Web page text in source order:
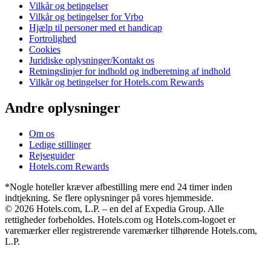
Vilkår og betingelser
Vilkår og betingelser for Vrbo
Hjælp til personer med et handicap
Fortrolighed
Cookies
Juridiske oplysninger/Kontakt os
Retningslinjer for indhold og indberetning af indhold
Vilkår og betingelser for Hotels.com Rewards
Andre oplysninger
Om os
Ledige stillinger
Rejseguider
Hotels.com Rewards
*Nogle hoteller kræver afbestilling mere end 24 timer inden
indtjekning. Se flere oplysninger på vores hjemmeside.
© 2026 Hotels.com, L.P. – en del af Expedia Group. Alle
rettigheder forbeholdes. Hotels.com og Hotels.com-logoet er
varemærker eller registrerende varemærker tilhørende Hotels.com,
L.P.